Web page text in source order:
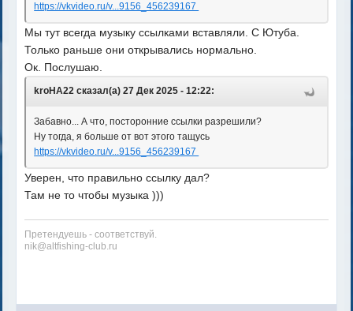
https://vkvideo.ru/v...9156_456239167
Мы тут всегда музыку ссылками вставляли. С Ютуба.
Только раньше они открывались нормально.
Ок. Послушаю.
kroHA22 сказал(а) 27 Дек 2025 - 12:22:
Забавно... А что, посторонние ссылки разрешили?
Ну тогда, я больше от вот этого тащусь
https://vkvideo.ru/v...9156_456239167
Уверен, что правильно ссылку дал?
Там не то чтобы музыка )))
Претендуешь - соответствуй.
nik@altfishing-club.ru